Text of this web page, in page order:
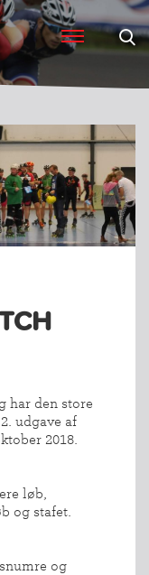
har den store
udgave af
2018.
løb,
og stafet.
og